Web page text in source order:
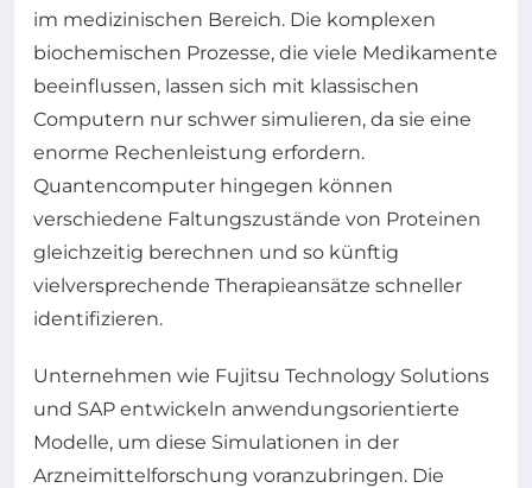
im medizinischen Bereich. Die komplexen
biochemischen Prozesse, die viele Medikamente
beeinflussen, lassen sich mit klassischen
Computern nur schwer simulieren, da sie eine
enorme Rechenleistung erfordern.
Quantencomputer hingegen können
verschiedene Faltungszustände von Proteinen
gleichzeitig berechnen und so künftig
vielversprechende Therapieansätze schneller
identifizieren.
Unternehmen wie Fujitsu Technology Solutions
und SAP entwickeln anwendungsorientierte
Modelle, um diese Simulationen in der
Arzneimittelforschung voranzubringen. Die